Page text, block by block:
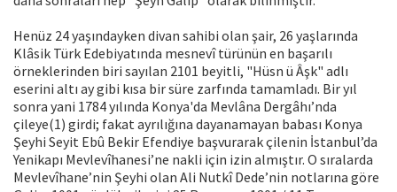
Henüz 24 yaşındayken divan sahibi olan şair, 26 yaşlarında
Klâsik Türk Edebiyatında mesnevî türünün en başarılı
örneklerinden biri sayılan 2101 beyitli, "Hüsn ü Âşk" adlı
eserini altı ay gibi kısa bir süre zarfında tamamladı. Bir yıl
sonra yani 1784 yılında Konya'da Mevlâna Dergâhı’nda
çileye(1) girdi; fakat ayrılığına dayanamayan babası Konya
Şeyhi Seyit Ebû Bekir Efendiye başvurarak çilenin İstanbul’da
Yenikapı Mevlevîhanesi’ne nakli için izin almıştır. O sıralarda
Mevlevîhane’nin Şeyhi olan Ali Nutkî Dede’nin notlarına göre